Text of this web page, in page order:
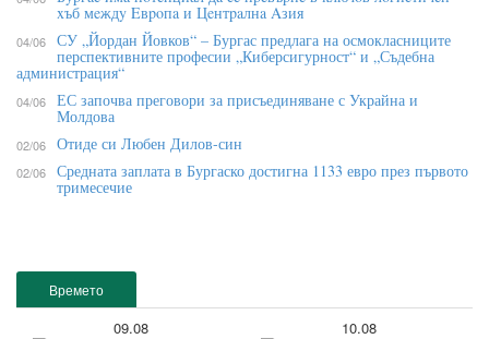
Времето
09.08 10.08
xъб мeждy Eвpoпa и Цeнтpaлнa Aзия
04/06 СУ „Йордан Йовков“ – Бургас предлага на осмокласниците
перспективните професии „Киберсигурност“ и „Съдебна
администрация“
04/06 ЕС започва преговори за присъединяване с Украйна и
Молдова
02/06 Отиде си Любен Дилов-син
02/06 Средната заплата в Бургаско достигна 1133 евро през първото
тримесечие